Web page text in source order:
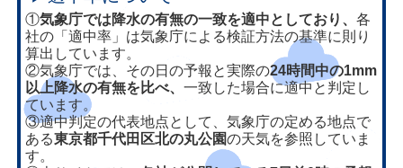
①気象庁では降水の有無の一致を適中としており、各
社の「適中率」は気象庁による検証方法の基準に則り
算出しています。
②気象庁では、その日の予報と実際の24時間中の1mm
以上降水の有無を比べ、一致した場合に適中と判定し
ています。
③適中判定の代表地点として、気象庁の定める地点で
ある東京都千代田区北の丸公園の天気を参照していま
す。